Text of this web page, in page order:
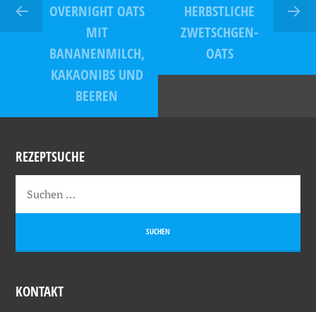
OVERNIGHT OATS
MIT
BANANENMILCH,
KAKAONIBS UND
BEEREN
HERBSTLICHE
ZWETSCHGEN-
OATS
REZEPTSUCHE
KONTAKT